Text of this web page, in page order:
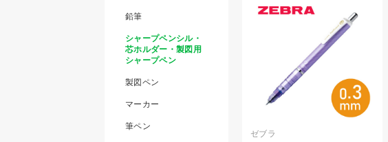
ゼブラ
鉛筆
シャープペンシル・
芯ホルダー・製図用
シャープペン
製図ペン
マーカー
筆ペン